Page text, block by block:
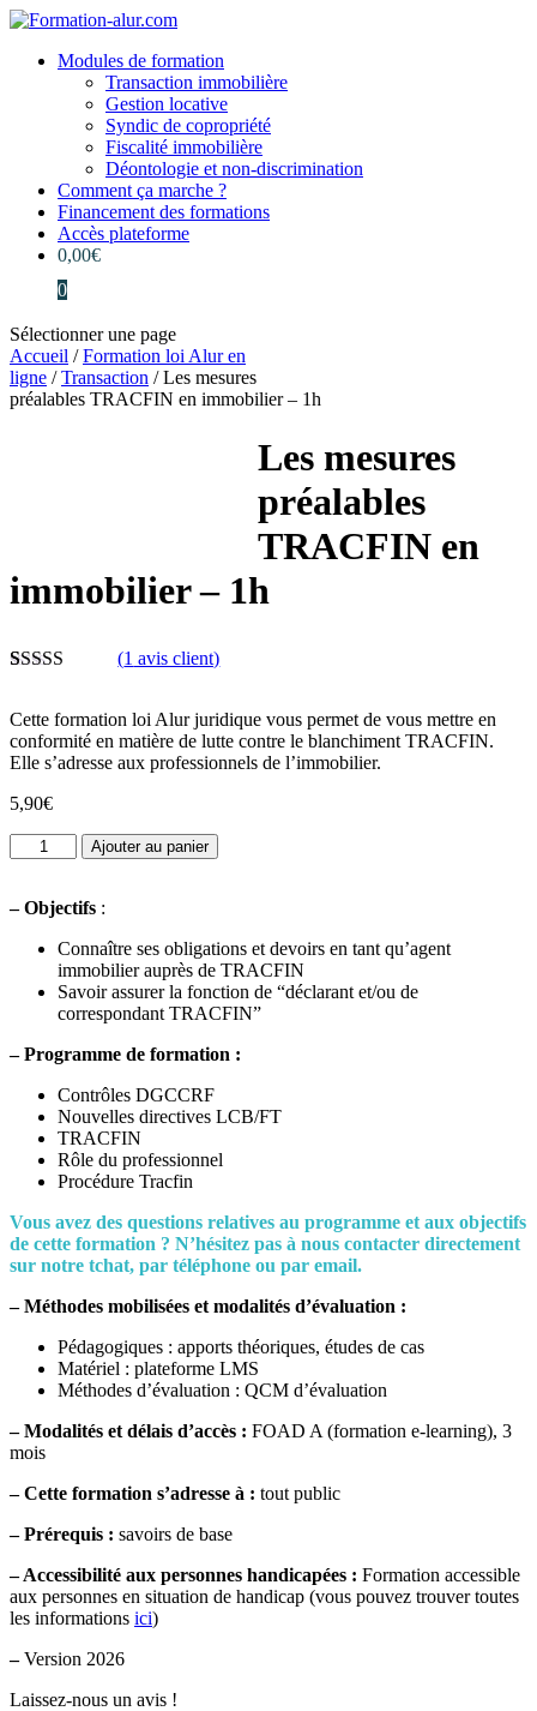
Modules de formation
Transaction immobilière
Gestion locative
Syndic de copropriété
Fiscalité immobilière
Déontologie et non-discrimination
Comment ça marche ?
Financement des formations
Accès plateforme
0,00€
0
Sélectionner une page
Accueil /Formation loi Alur en
ligne /Transaction / Les mesures
préalables TRACFIN en immobilier – 1h
Les mesures
préalables
TRACFIN en
immobilier – 1h
5 basé
sur
notation
(1 avis client)
Cette formation loi Alur juridique vous permet de vous mettre en
conformité en matière de lutte contre le blanchiment TRACFIN.
Elle s’adresse aux professionnels de l’immobilier.
5,90€
quantité
de
mesures
TRACFIN
immobilier
Ajouter au panier
– Objectifs :
Connaître ses obligations et devoirs en tant qu’agent
immobilier auprès de TRACFIN
Savoir assurer la fonction de “déclarant et/ou de
correspondant TRACFIN”
–Programme de formation :
Contrôles DGCCRF
Nouvelles directives LCB/FT
TRACFIN
Rôle du professionnel
Procédure Tracfin
Vous avez des questions relatives au programme et aux objectifs
de cette formation ? N’hésitez pas à nous contacter directement
sur notre tchat, par téléphone ou par email.
– Méthodes mobilisées et modalités d’évaluation :
Pédagogiques : apports théoriques, études de cas
Matériel : plateforme LMS
Méthodes d’évaluation : QCM d’évaluation
– Modalités et délais d’accès : FOAD A (formation e-learning), 3
mois
–Cette formation s’adresse à : tout public
– Prérequis : savoirs de base
– Accessibilité aux personnes handicapées : Formation accessible
aux personnes en situation de handicap (vous pouvez trouver toutes
les informations ici)
–Version 2026
Laissez-nous un avis !